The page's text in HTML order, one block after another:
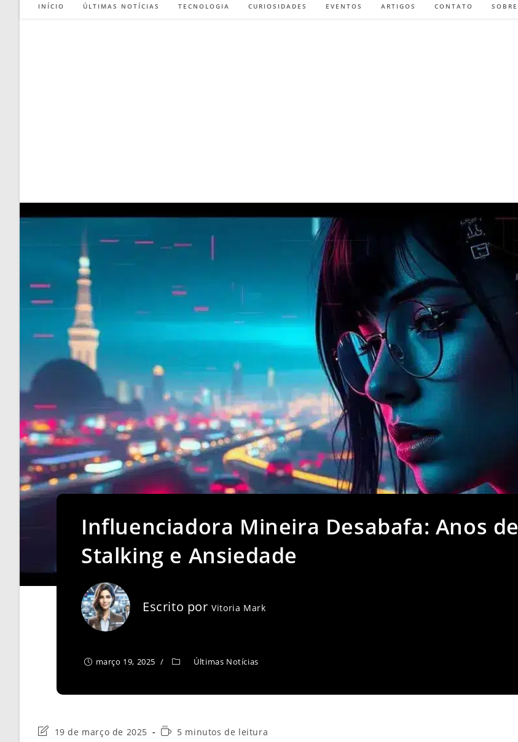
INÍCIO ÚLTIMAS NOTÍCIAS TECNOLOGIA CURIOSIDADES EVENTOS ARTIGOS CONTATO SOBRE
Influenciadora Mineira Desabafa: Anos de
Stalking e Ansiedade
Escrito porVitoria Mark
março 19, 2025 Últimas Notícias
Última19 de março de 2025
Tempo5 minutos de leitura